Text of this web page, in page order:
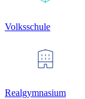
Volksschule
Realgymnasium